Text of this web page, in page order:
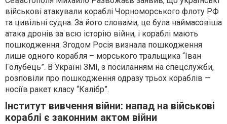
військові атакували кораблі Чорноморського флоту РФ
та цивільні судна. За його словами, це була наймасовіша
атака дронів за всю історію війни, і кораблі мають
пошкодження. Згодом Росія визнала пошкодження
лише одного корабля – морського тральщика “Іван
Голубець”. В Україні ЗМІ, з посиланням на спецслужби,
розповіли про пошкодження одразу трьох кораблів —
носіїв ракет класу “Калібр”.
Інститут вивчення війни: напад на військові
кораблі є законним актом війни